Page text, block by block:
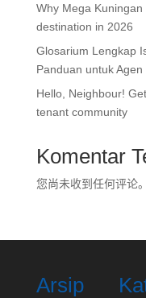
Why Mega
destination in 2026
Glosarium Lengkap
Panduan untuk
Hello, Neighbour!
tenant community
Komentar
您尚未收到任何评论。
Arsip